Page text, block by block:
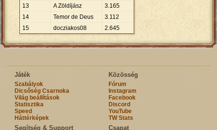
13
A Zöldíjász 3.165
14
Temor de Deus 3.112
15
docziakos08 2.645
Játék
Szabályok
Dicsőség Csarnoka
Világ beállítások
Statisztika
Speed
Háttérképek
Közösség
Fórum
Instagram
Facebook
Discord
YouTube
TW Stats
Segítség & Support Csapat